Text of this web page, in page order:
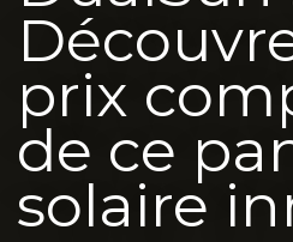
prix
de ce
solaire